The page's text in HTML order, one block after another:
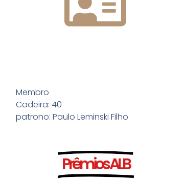
Membro
Cadeira: 40
patrono: Paulo Leminski Filho
Prêmios ALB